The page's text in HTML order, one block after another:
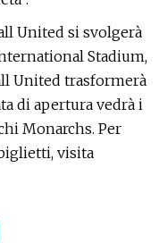
United si svolgerà
Stadium,
United trasformerà
di apertura vedrà i
Monarchs. Per
visita